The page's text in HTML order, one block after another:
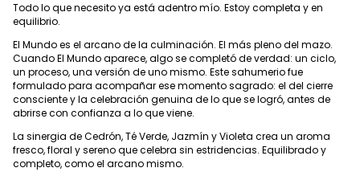
Todo lo que necesito ya está adentro mío. Estoy completa y en
equilibrio.
El Mundo es el arcano de la culminación. El más pleno del mazo.
Cuando El Mundo aparece, algo se completó de verdad: un ciclo,
un proceso, una versión de uno mismo. Este sahumerio fue
formulado para acompañar ese momento sagrado: el del cierre
consciente y la celebración genuina de lo que se logró, antes de
abrirse con confianza a lo que viene.
La sinergia de Cedrón, Té Verde, Jazmín y Violeta crea un aroma
fresco, floral y sereno que celebra sin estridencias. Equilibrado y
completo, como el arcano mismo.